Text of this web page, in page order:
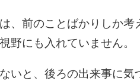
、前のことばかりしか
野にも入れていません。
いと、後ろの出来事に気